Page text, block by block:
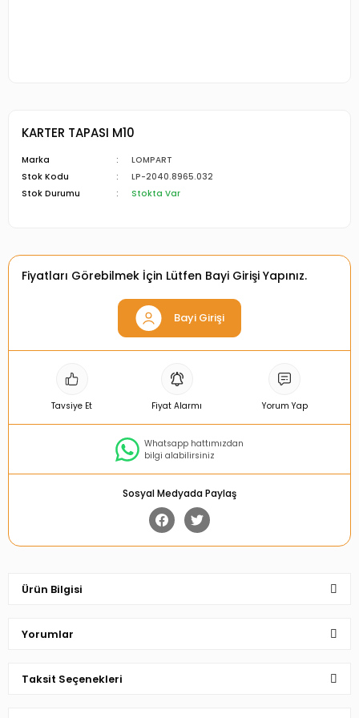
KARTER TAPASI M10
Marka
LOMPART
Stok Kodu
LP-2040.8965.032
Stok Durumu
Stokta Var
Fiyatları Görebilmek İçin Lütfen Bayi Girişi Yapınız.
Bayi Girişi
Tavsiye Et Fiyat Alarmı Yorum Yap
Whatsapp hattımızdan
bilgi alabilirsiniz
Sosyal Medyada Paylaş
Ürün Bilgisi
Yorumlar
Taksit Seçenekleri